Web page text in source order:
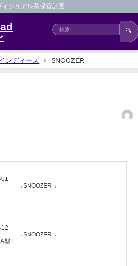
ィジュアル系保管計画
🔍
ンディーズ SNOOZER
→SNOOZER→
12
型
→SNOOZER→